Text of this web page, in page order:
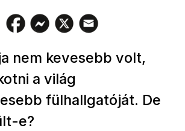
nem kevesebb volt,
a világ
fülhallgatóját. De
e?